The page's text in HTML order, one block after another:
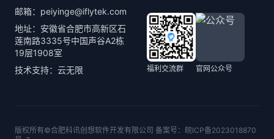
邮箱：peiyinge@iflytek.com
地址：安徽省合肥市高新区石
莲南路3335号中国声谷A2栋
19层1908室
技术支持：云无限
福利交流群 官网公众号
版权所有©合肥科讯创想软件开发有限公司 备案号： 皖ICP备2023018870